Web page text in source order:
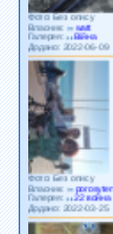
Фото: Без опису
Власник:
watt
Галерея:
Війна
Додано: 2022-06-09
Фото: Без опису
Власник:
Галерея:
22 война
Додано: 2022-03-25